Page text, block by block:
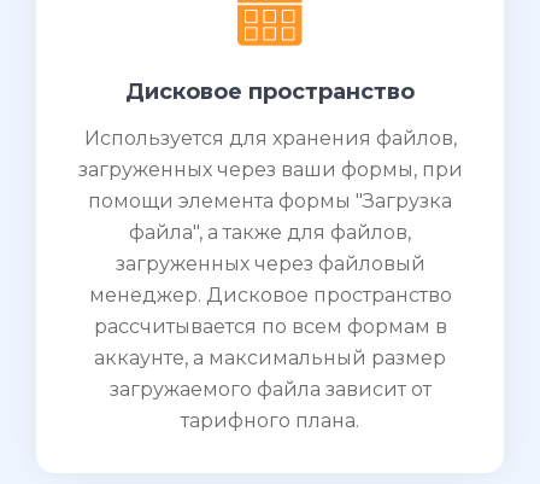
Дисковое пространство
Используется для хранения файлов,
загруженных через ваши формы, при
помощи элемента формы "Загрузка
файла", а также для файлов,
загруженных через файловый
менеджер. Дисковое пространство
рассчитывается по всем формам в
аккаунте, а максимальный размер
загружаемого файла зависит от
тарифного плана.